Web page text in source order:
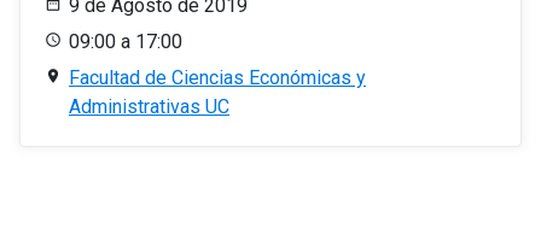
9 de Agosto de 2019
09:00 a 17:00
Facultad de Ciencias Económicas y
Administrativas UC